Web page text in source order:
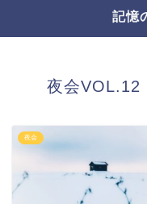
記憶
夜会VOL.12
夜会